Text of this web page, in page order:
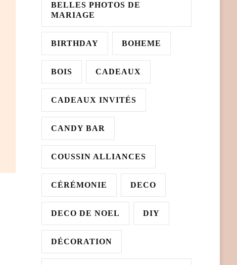
BELLES PHOTOS DE
MARIAGE
BIRTHDAY BOHEME
BOIS CADEAUX
CADEAUX INVITÉS
CANDY BAR
COUSSIN ALLIANCES
CÉRÉMONIE DECO
DECO DE NOEL DIY
DÉCORATION